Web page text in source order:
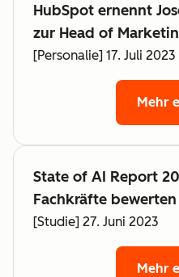
HubSpot ernennt
zur Head of
[Personalie] 17. Juli 2023
Mehr
State of AI Report
Fachkräfte
[Studie] 27. Juni 2023
Mehr